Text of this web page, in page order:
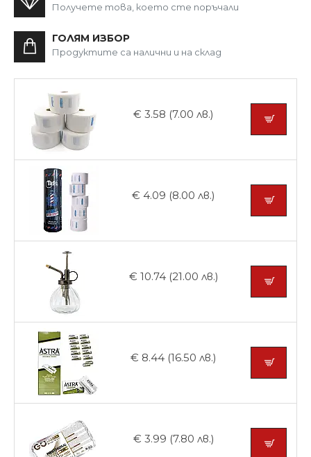
Получете това, което сте поръчали
ГОЛЯМ ИЗБОР
Продуктите са налични и на склад
€ 3.58 (7.00 лв.)
€ 4.09 (8.00 лв.)
€ 10.74 (21.00 лв.)
€ 8.44 (16.50 лв.)
€ 3.99 (7.80 лв.)